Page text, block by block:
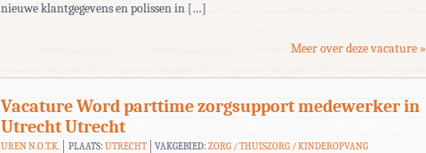
nieuwe klantgegevens en polissen in […]
Meer over deze vacature »
Vacature Word parttime zorgsupport medewerker in
Utrecht Utrecht
UREN N.O.T.K. PLAATS: UTRECHT VAKGEBIED:ZORG / THUISZORG / KINDEROPVANG